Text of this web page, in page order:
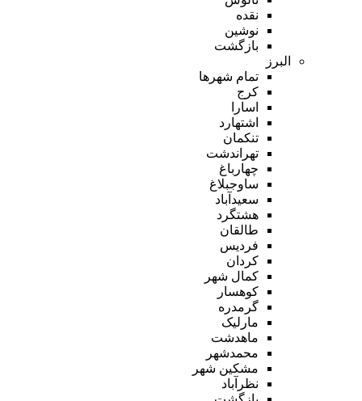
نقده
نوشین
بازگشت
البرز
تمام شهر‌ها
کرج
اسارا
اشتهارد
تنکمان
تهراندشت
چهارباغ
ساوجبلاغ
سعیدآباد
هشتگرد
طالقان
فردیس
کردان
کمال شهر
کوهسار
گرمدره
مارلیک
ماهدشت
محمدشهر
مشکین شهر
نظرآباد